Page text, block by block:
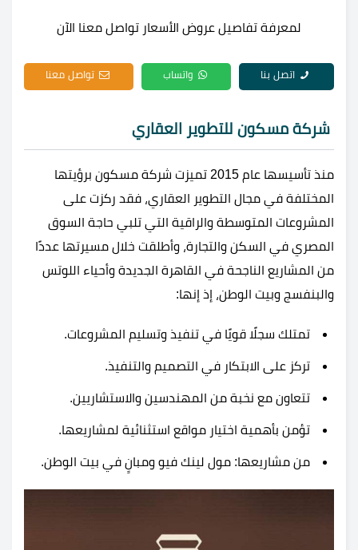
لمعرفة تفاصيل عروض الأسعار تواصل معنا الآن
اتصل بنا واتساب تواصل معنا
شركة مسكون للتطوير العقاري
منذ تأسيسها عام 2015 تميزت شركة مسكون برؤيتها
المختلفة في مجال التطوير العقاري، فقد ركزت على
المشروعات المتوسطة والراقية التي تلبي حاجة السوق
المصري في السكن والتجارة، وأطلقت خلال مسيرتها عددًا
من المشاريع الناجحة في القاهرة الجديدة وأحياء اللوتس
والبنفسج وبيت الوطن، إذ إنها:
تمتلك سجلًا قويًا في تنفيذ وتسليم المشروعات.
تركز على الابتكار في التصميم والتنفيذ.
تتعاون مع نخبة من المهندسين والاستشاريين.
تؤمن بأهمية اختيار مواقع استثنائية لمشاريعها.
من مشاريعها: مول لينك فيو ومبانٍ في بيت الوطن.